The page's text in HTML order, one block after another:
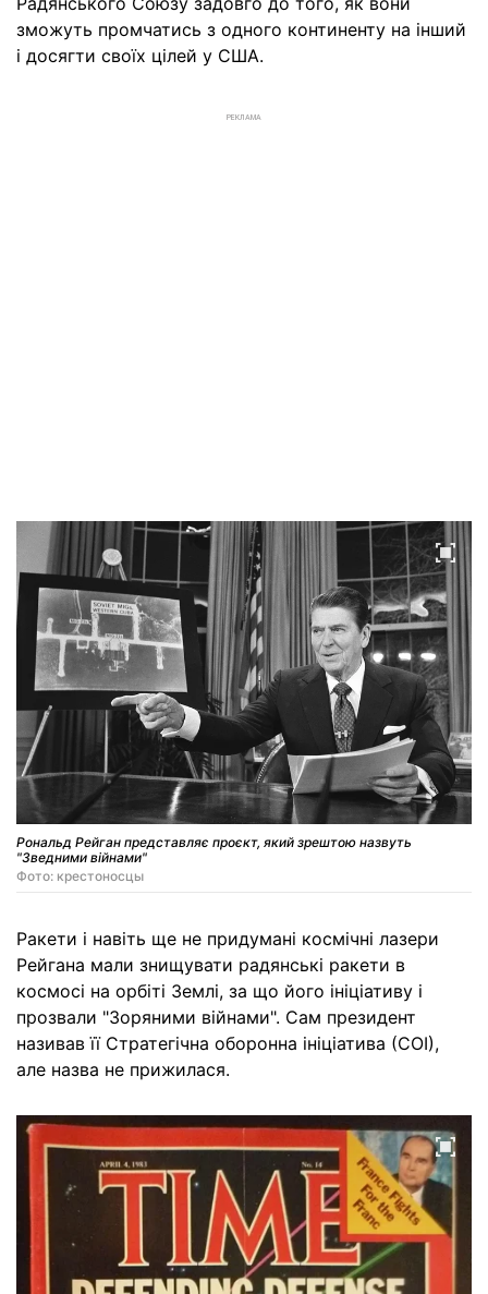
зможуть промчатись з одного континенту на інший
і досягти своїх цілей у США.
РЕКЛАМА
Рональд Рейган представляє проєкт, який зрештою назвуть
"Зведними війнами"
Фото: крестоносцы
Ракети і навіть ще не придумані космічні лазери
Рейгана мали знищувати радянські ракети в
космосі на орбіті Землі, за що його ініціативу і
прозвали "Зоряними війнами". Сам президент
називав її Стратегічна оборонна ініціатива (СОІ),
але назва не прижилася.